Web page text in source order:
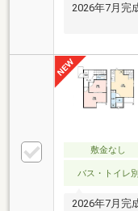
2026年7月完
敷金なし
バス・トイレ別
2026年7月完